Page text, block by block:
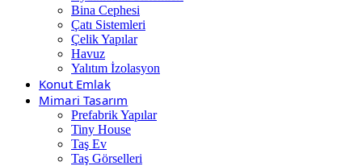
Bina Cephesi
Çatı Sistemleri
Çelik Yapılar
Havuz
Yalıtım İzolasyon
Konut Emlak
Mimari Tasarım
Prefabrik Yapılar
Tiny House
Taş Ev
Taş Görselleri